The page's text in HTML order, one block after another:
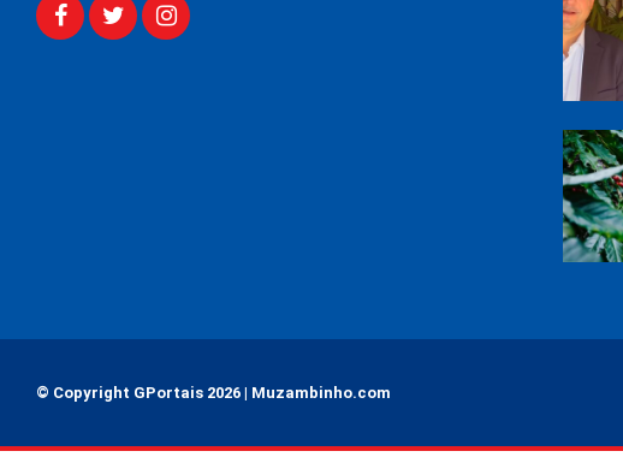
© Copyright GPortais 2026 | Muzambinho.com